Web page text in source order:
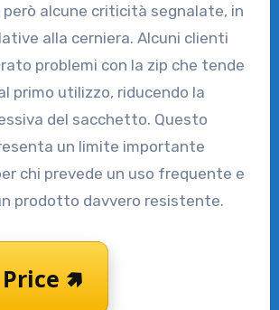
però alcune criticità segnalate, in
alla cerniera. Alcuni clienti
problemi con la zip che tende
primo utilizzo, riducendo la
del sacchetto. Questo
un limite importante
chi prevede un uso frequente e
prodotto davvero resistente.
🢅